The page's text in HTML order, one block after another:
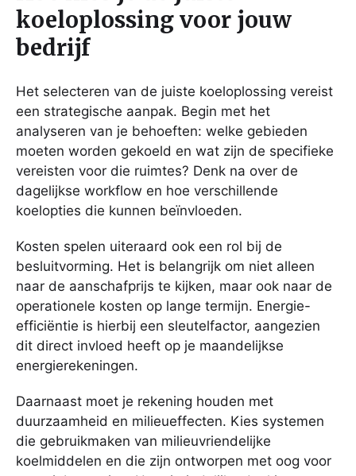
koeloplossing voor jouw
bedrijf
Het selecteren van de juiste koeloplossing vereist
een strategische aanpak. Begin met het
analyseren van je behoeften: welke gebieden
moeten worden gekoeld en wat zijn de specifieke
vereisten voor die ruimtes? Denk na over de
dagelijkse workflow en hoe verschillende
koelopties die kunnen beïnvloeden.
Kosten spelen uiteraard ook een rol bij de
besluitvorming. Het is belangrijk om niet alleen
naar de aanschafprijs te kijken, maar ook naar de
operationele kosten op lange termijn. Energie-
efficiëntie is hierbij een sleutelfactor, aangezien
dit direct invloed heeft op je maandelijkse
energierekeningen.
Daarnaast moet je rekening houden met
duurzaamheid en milieueffecten. Kies systemen
die gebruikmaken van milieuvriendelijke
koelmiddelen en die zijn ontworpen met oog voor